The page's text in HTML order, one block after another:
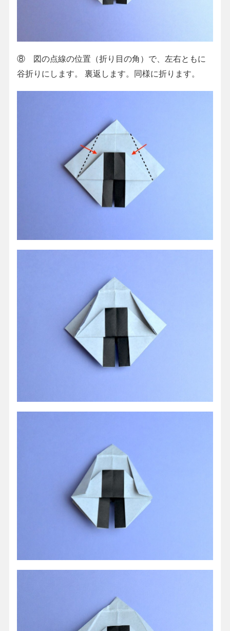
⑧ 図の点線の位置（折り目の角）で、左右ともに
谷折りにします。 裏返します。同様に折ります。